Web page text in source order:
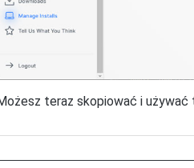
teraz skopiować i